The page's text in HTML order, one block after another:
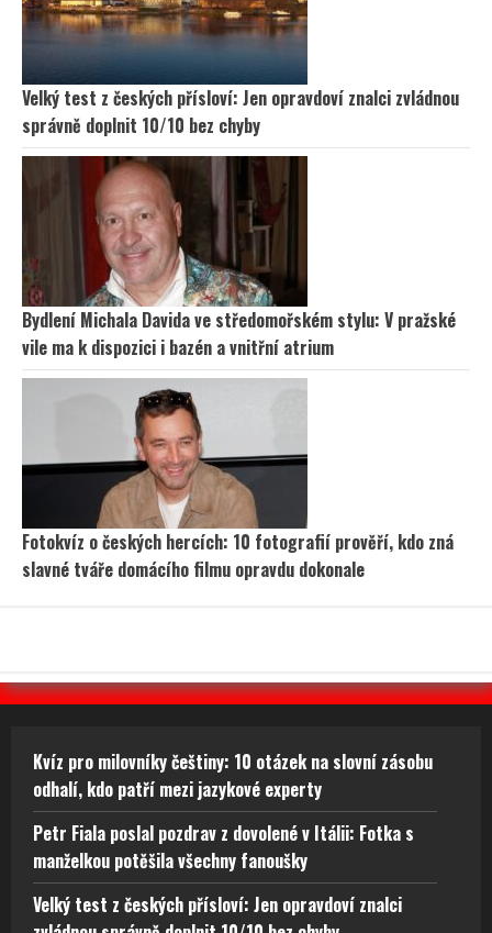
Velký test z českých přísloví: Jen opravdoví znalci zvládnou
správně doplnit 10/10 bez chyby
Bydlení Michala Davida ve středomořském stylu: V pražské
vile ma k dispozici i bazén a vnitřní atrium
Fotokvíz o českých hercích: 10 fotografií prověří, kdo zná
slavné tváře domácího filmu opravdu dokonale
Kvíz pro milovníky češtiny: 10 otázek na slovní zásobu
odhalí, kdo patří mezi jazykové experty
Petr Fiala poslal pozdrav z dovolené v Itálii: Fotka s
manželkou potěšila všechny fanoušky
Velký test z českých přísloví: Jen opravdoví znalci